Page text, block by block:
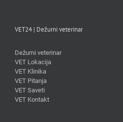
VET24 | Dežurni veterinar
Dežurni veterinar
VET Lokacija
VET Klinika
VET Pitanja
VET Saveti
VET Kontakt